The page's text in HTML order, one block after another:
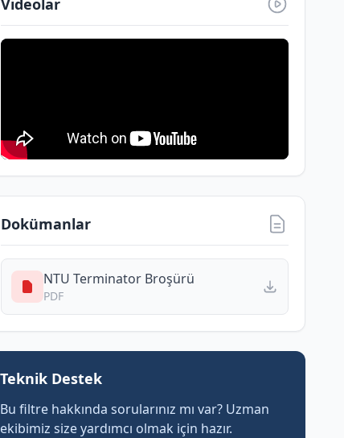
Videolar
Dokümanlar
NTU Terminator Broşürü
PDF
Teknik Destek
Bu filtre hakkında sorularınız mı var? Uzman
ekibimiz size yardımcı olmak için hazır.